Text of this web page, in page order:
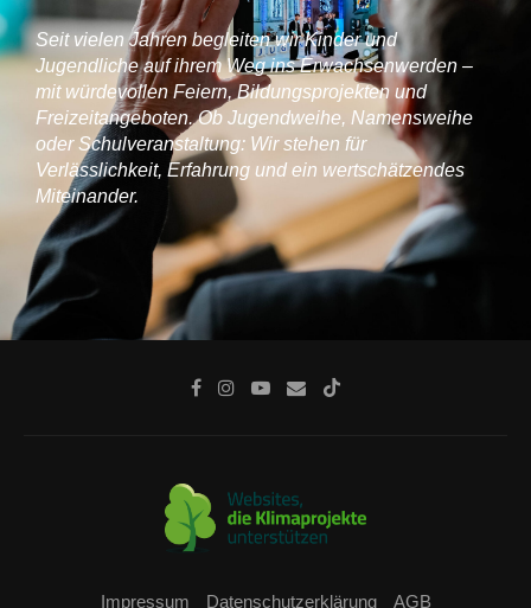
Seit vielen Jahren begleiten wir Kinder und
Jugendliche auf ihrem Weg ins Erwachsenwerden –
mit würdevollen Feiern, Bildungsprojekten und
Freizeitangeboten. Ob Jugendweihe, Namensweihe
oder Schulveranstaltung: Wir stehen für
Verlässlichkeit, Erfahrung und ein wertschätzendes
Miteinander.
Impressum Datenschutzerklärung AGB